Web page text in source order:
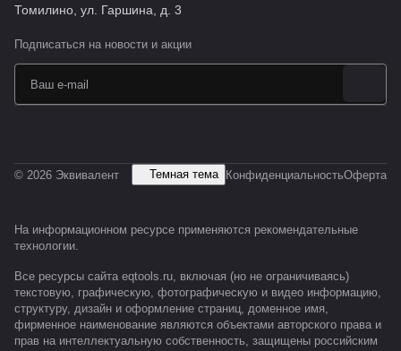
Томилино, ул. Гаршина, д. 3
Подписаться на новости и акции
© 2026 Эквивалент Темная тема КонфиденциальностьОферта
На информационном ресурсе применяются рекомендательные
технологии.
Все ресурсы сайта eqtools.ru, включая (но не ограничиваясь)
текстовую, графическую, фотографическую и видео информацию,
структуру, дизайн и оформление страниц, доменное имя,
фирменное наименование являются объектами авторского права и
прав на интеллектуальную собственность, защищены российским